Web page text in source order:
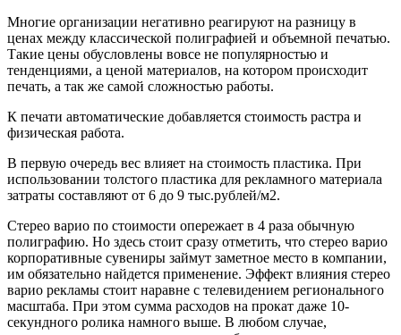
Многие организации негативно реагируют на разницу в
ценах между классической полиграфией и объемной печатью.
Такие цены обусловлены вовсе не популярностью и
тенденциями, а ценой материалов, на котором происходит
печать, а так же самой сложностью работы.
К печати автоматические добавляется стоимость растра и
физическая работа.
В первую очередь вес влияет на стоимость пластика. При
использовании толстого пластика для рекламного материала
затраты составляют от 6 до 9 тыс.рублей/м2.
Стерео варио по стоимости опережает в 4 раза обычную
полиграфию. Но здесь стоит сразу отметить, что стерео варио
корпоративные сувениры займут заметное место в компании,
им обязательно найдется применение. Эффект влияния стерео
варио рекламы стоит наравне с телевидением регионального
масштаба. При этом сумма расходов на прокат даже 10-
секундного ролика намного выше. В любом случае,